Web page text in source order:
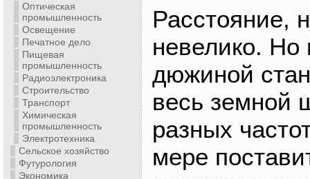
Оптическая
промышленность
Освещение
Печатное дело
Пищевая
промышленность
Радиоэлектроника
Строительство
Транспорт
Химическая
промышленность
Электротехника
Сельское хозяйство
Футурология
Экономика
Расстояние,
невелико. Но
дюжиной
весь земной
разных
мере